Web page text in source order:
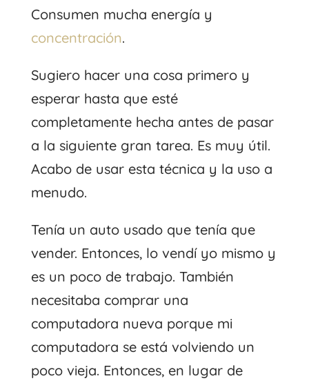
Consumen mucha energía y
concentración.
Sugiero hacer una cosa primero y
esperar hasta que esté
completamente hecha antes de pasar
a la siguiente gran tarea. Es muy útil.
Acabo de usar esta técnica y la uso a
menudo.
Tenía un auto usado que tenía que
vender. Entonces, lo vendí yo mismo y
es un poco de trabajo. También
necesitaba comprar una
computadora nueva porque mi
computadora se está volviendo un
poco vieja. Entonces, en lugar de